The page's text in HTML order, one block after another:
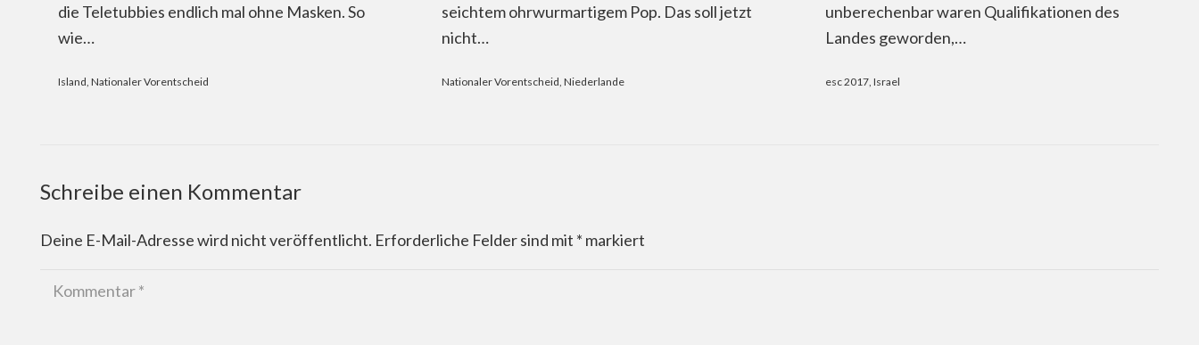
die Teletubbies endlich mal ohne Masken. So
wie…
Island Nationaler Vorentscheid
seichtem ohrwurmartigem Pop. Das soll jetzt
nicht…
Nationaler Vorentscheid Niederlande
unberechenbar waren Qualifikationen des
Landes geworden,…
esc 2017 Israel
Schreibe einen Kommentar
Deine E-Mail-Adresse wird nicht veröffentlicht. Erforderliche Felder sind mit * markiert